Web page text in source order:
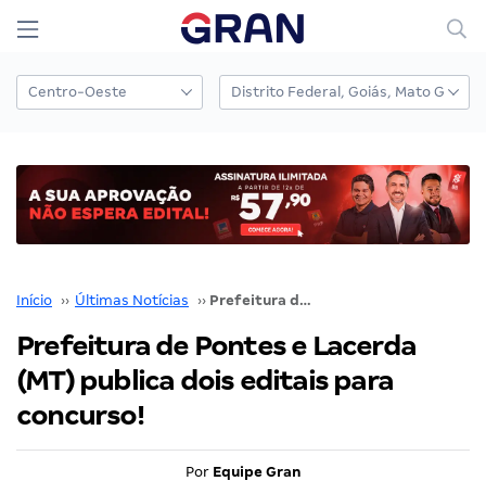
Início ›› Últimas Notícias ›› Prefeitura de Pontes e Lacerda (MT) publica dois editais para concurso!
Prefeitura de Pontes e Lacerda
(MT) publica dois editais para
concurso!
Por Equipe Gran